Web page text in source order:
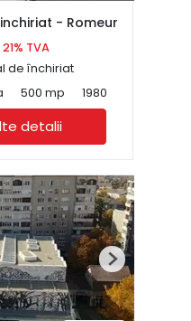
- Romeur
TVA
de închiriat
500 mp 1980
detalii
Next